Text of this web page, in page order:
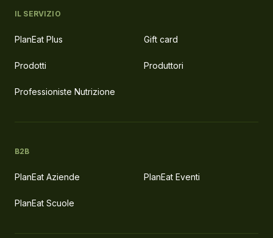
IL SERVIZIO
PlanEat Plus Gift card
Prodotti Produttori
Professioniste Nutrizione
B2B
PlanEat Aziende PlanEat Eventi
PlanEat Scuole